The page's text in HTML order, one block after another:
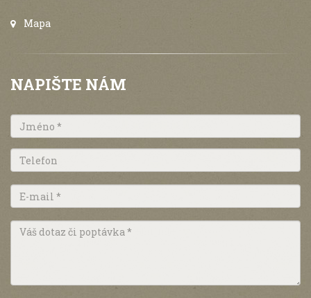
Mapa
NAPIŠTE NÁM